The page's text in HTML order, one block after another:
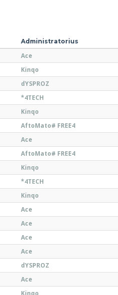
Administratorius
Ace
Kinqo
dYSPROZ
*4TECH
Kinqo
AftoMato# FREE4
Ace
AftoMato# FREE4
Kinqo
*4TECH
Kinqo
Ace
Ace
Ace
Ace
dYSPROZ
Ace
Kinqo